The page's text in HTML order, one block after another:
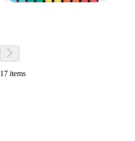
17 items